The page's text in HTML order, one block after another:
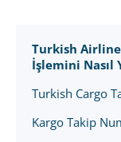
Turkish
İşlemini Nasıl
Turkish Cargo
Kargo Takip